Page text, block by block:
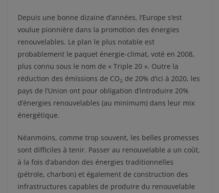
Depuis une bonne dizaine d’années, l’Europe s’est
voulue pionnière dans la promotion des énergies
renouvelables. Le plan le plus notable est
probablement le paquet énergie-climat, voté en 2008,
plus connu sous le nom de « Triple 20 ». Outre la
réduction des émissions de CO2 de 20% d’ici à 2020, les
pays de l’Union ont pour obligation d’introduire 20%
d’énergies renouvelables (au minimum) dans leur mix
énergétique.
Néanmoins, comme trop souvent, les belles promesses
sont difficiles à tenir. Passer au renouvelable a un coût,
à la fois d’abandon des énergies traditionnelles
(pétrole, charbon) et également de construction des
infrastructures capables de produire du renouvelable